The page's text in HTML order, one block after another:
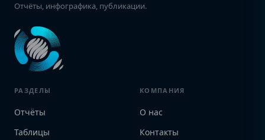
Отчёты, инфографика, публикации.
РАЗДЕЛЫ
Отчёты
Таблицы
КОМПАНИЯ
О нас
Контакты